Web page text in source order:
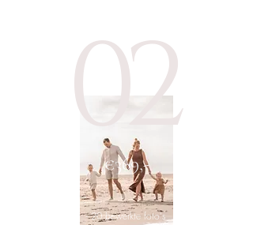
02
€369,-
- 20 bewerkte foto's